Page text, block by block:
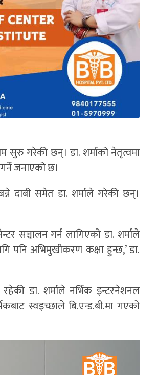
सुरु गरेकी छन्। डा. शर्माको नेतृत्वमा
जनाएको छ।
दाबी समेत डा. शर्माले गरेकी छन्।
सञ्चालन गर्न लागिएको डा. शर्माले
पनि अभिमुखीकरण कक्षा हुन्छ,’ डा.
डा. शर्माले नर्भिक इन्टरनेशनल
स्वइच्छाले बि.एन्ड.बी.मा गएको